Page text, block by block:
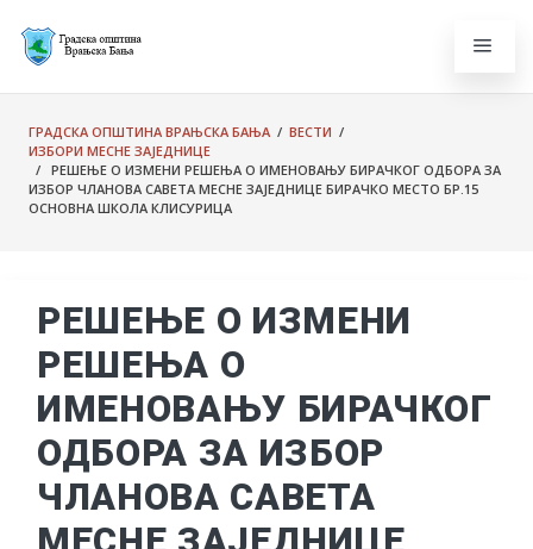
ГРАДСКА ОПШТИНА ВРАЊСКА БАЊА / ВЕСТИ /
ИЗБОРИ МЕСНЕ ЗАЈЕДНИЦЕ
/ РЕШЕЊЕ О ИЗМЕНИ РЕШЕЊА О ИМЕНОВАЊУ БИРАЧКОГ ОДБОРА ЗА
ИЗБОР ЧЛАНОВА САВЕТА МЕСНЕ ЗАЈЕДНИЦЕ БИРАЧКО МЕСТО БР.15
ОСНОВНА ШКОЛА КЛИСУРИЦА
РЕШЕЊЕ О ИЗМЕНИ
РЕШЕЊА О
ИМЕНОВАЊУ БИРАЧКОГ
ОДБОРА ЗА ИЗБОР
ЧЛАНОВА САВЕТА